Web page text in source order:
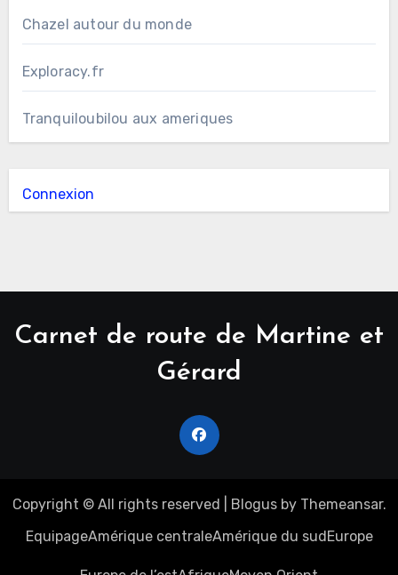
Chazel autour du monde
Exploracy.fr
Tranquiloubilou aux ameriques
Connexion
Carnet de route de Martine et
Gérard
Copyright © All rights reserved Blogusby Themeansar.
EquipageAmérique centraleAmérique du sudEurope